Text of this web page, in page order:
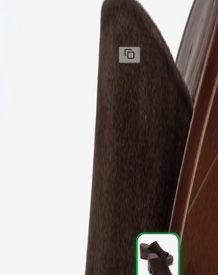
HSN21102-62
Kadın Hakiki Deri Kalın Topuklu
Kadın Hakiki Deri Kalın Topuklu
Aynı gün kargo
2.877,00 TL 40
2.877,00 TL
40